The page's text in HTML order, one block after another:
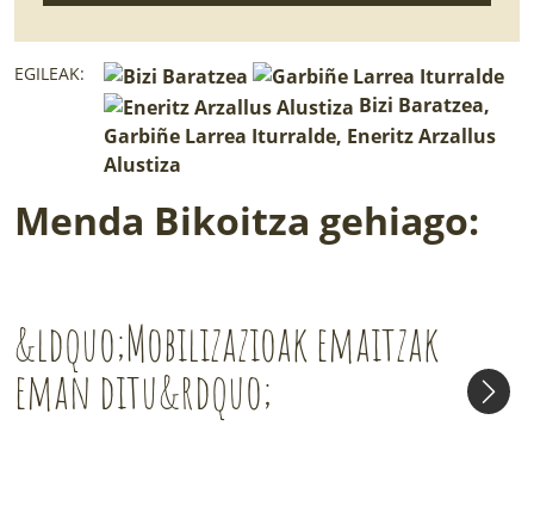
EGILEAK:
Bizi Baratzea,
Garbiñe Larrea Iturralde, Eneritz Arzallus
Alustiza
Menda Bikoitza gehiago:
&ldquo;Mobilizazioak emaitzak
eman ditu&rdquo;